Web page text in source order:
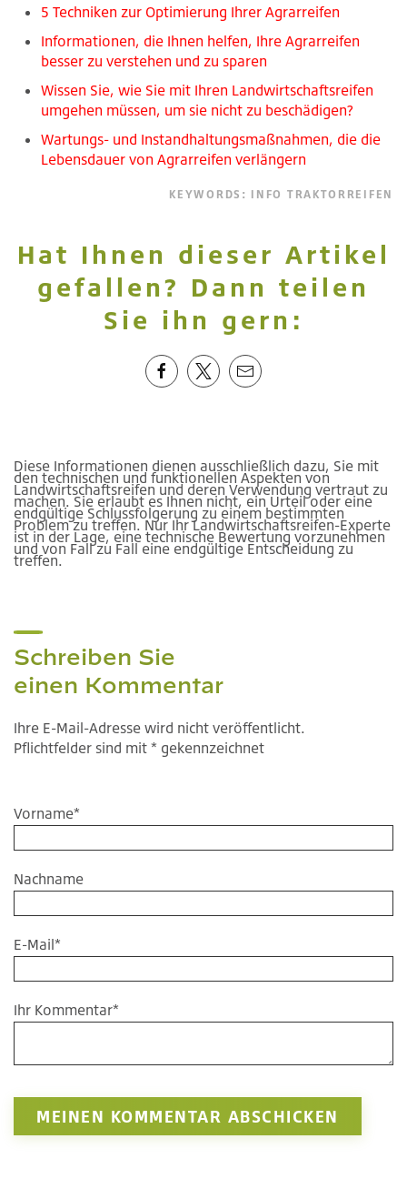
5 Techniken zur Optimierung Ihrer Agrarreifen
Informationen, die Ihnen helfen, Ihre Agrarreifen
besser zu verstehen und zu sparen
Wissen Sie, wie Sie mit Ihren Landwirtschaftsreifen
umgehen müssen, um sie nicht zu beschädigen?
Wartungs- und Instandhaltungsmaßnahmen, die die
Lebensdauer von Agrarreifen verlängern
KEYWORDS: INFO TRAKTORREIFEN
Hat Ihnen dieser Artikel
gefallen? Dann teilen
Sie ihn gern:
Diese Informationen dienen ausschließlich dazu, Sie mit
den technischen und funktionellen Aspekten von
Landwirtschaftsreifen und deren Verwendung vertraut zu
machen. Sie erlaubt es Ihnen nicht, ein Urteil oder eine
endgültige Schlussfolgerung zu einem bestimmten
Problem zu treffen. Nur Ihr Landwirtschaftsreifen-Experte
ist in der Lage, eine technische Bewertung vorzunehmen
und von Fall zu Fall eine endgültige Entscheidung zu
treffen.
Schreiben Sie
einen Kommentar
Ihre E-Mail-Adresse wird nicht veröffentlicht.
Pflichtfelder sind mit * gekennzeichnet
Vorname*
Nachname
E-Mail*
Ihr Kommentar*